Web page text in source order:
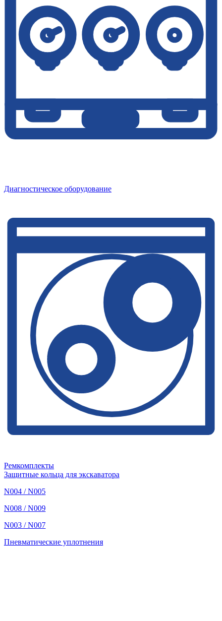
Диагностическое оборудование
Ремкомплекты
Защитные кольца для экскаватора
N004 / N005
N008 / N009
N003 / N007
Пневматические уплотнения